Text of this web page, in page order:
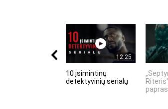
12:25
10 įsimintinų
detektyvinių serialų